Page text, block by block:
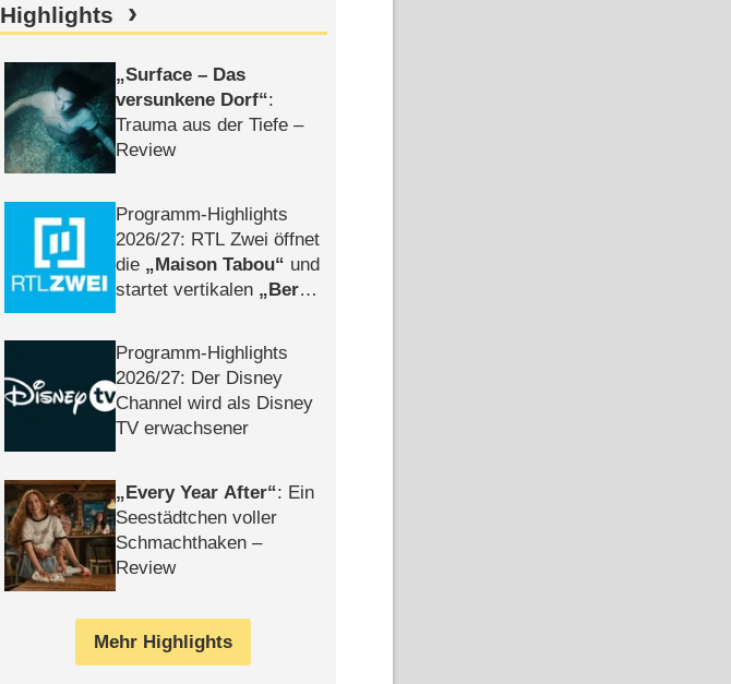
Highlights
Surface – Das
versunkene Dorf :
Trauma aus der Tiefe –
Review
Programm-Highlights
2026/​27: RTL Zwei öffnet
die
Maison Tabou
und
startet vertikalen
Berlin
Programm-Highlights
2026/​27: Der Disney
Channel wird als Disney
TV erwachsener
Every Year After : Ein
Seestädtchen voller
Schmachthaken –
Review
Mehr Highlights